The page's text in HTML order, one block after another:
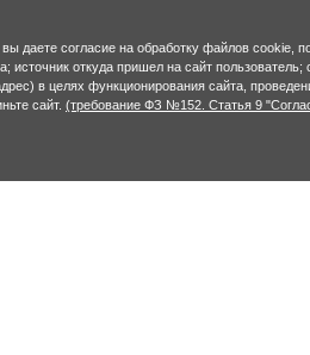
даете согласие на обработку файлов cookie,
источник откуда пришел на сайт
в целях функционирования сайта,
сайт. (требование ФЗ №152. Статья 9